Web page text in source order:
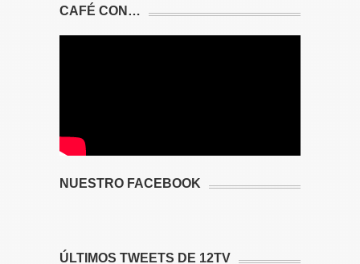
CAFÉ CON…
NUESTRO FACEBOOK
ÚLTIMOS TWEETS DE 12TV